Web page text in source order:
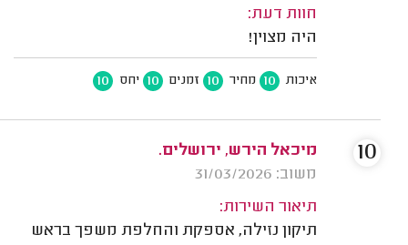
חוות דעת:
היה מצוין!
איכות 10 מחיר 10 זמנים 10 יחס 10
מיכאל הירש, ירושלים.
משוב: 31/03/2026
תיאור השירות:
תיקון נזילה, אספקת והחלפת משפך בראש
10